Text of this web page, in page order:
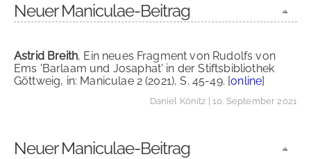
Neuer Maniculae-Beitrag
Astrid Breith, Ein neues Fragment von Rudolfs von
Ems 'Barlaam und Josaphat' in der Stiftsbibliothek
Göttweig, in: Maniculae 2 (2021), S. 45-49. [online]
Daniel Könitz | 10. September 2021
Neuer Maniculae-Beitrag